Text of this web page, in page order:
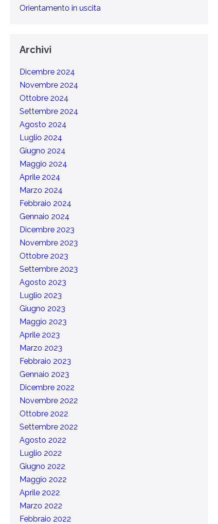
Orientamento in uscita
Archivi
Dicembre 2024
Novembre 2024
Ottobre 2024
Settembre 2024
Agosto 2024
Luglio 2024
Giugno 2024
Maggio 2024
Aprile 2024
Marzo 2024
Febbraio 2024
Gennaio 2024
Dicembre 2023
Novembre 2023
Ottobre 2023
Settembre 2023
Agosto 2023
Luglio 2023
Giugno 2023
Maggio 2023
Aprile 2023
Marzo 2023
Febbraio 2023
Gennaio 2023
Dicembre 2022
Novembre 2022
Ottobre 2022
Settembre 2022
Agosto 2022
Luglio 2022
Giugno 2022
Maggio 2022
Aprile 2022
Marzo 2022
Febbraio 2022